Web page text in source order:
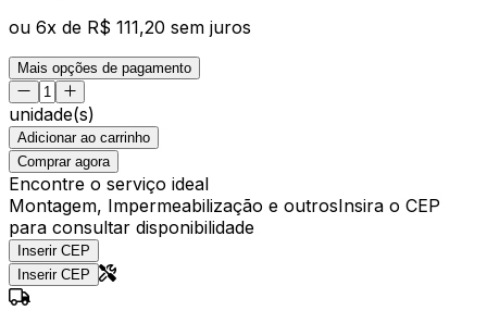
ou 6x de R$ 111,20 sem juros
Mais opções de pagamento
unidade(s)
Adicionar ao carrinho
Comprar agora
Encontre o serviço ideal
Montagem, Impermeabilização e outrosInsira o CEP
para consultar disponibilidade
Inserir CEP
Inserir CEP